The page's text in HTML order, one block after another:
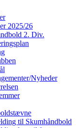
2025/26
2. Div.
Nyheder
til Skumhåndbold